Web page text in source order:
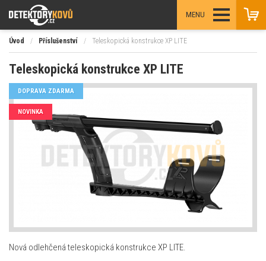
MENU
Úvod / Příslušenství / Teleskopická konstrukce XP LITE
Teleskopická konstrukce XP LITE
DOPRAVA ZDARMA
NOVINKA
Nová odlehčená teleskopická konstrukce XP LITE.